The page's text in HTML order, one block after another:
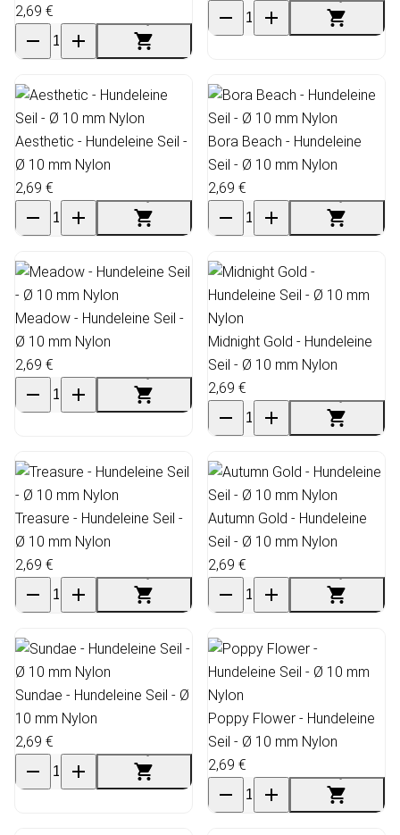
2,69 €
Aesthetic - Hundeleine Seil -
Ø 10 mm Nylon
2,69 €
Bora Beach - Hundeleine
Seil - Ø 10 mm Nylon
2,69 €
Meadow - Hundeleine Seil -
Ø 10 mm Nylon
2,69 €
Midnight Gold - Hundeleine
Seil - Ø 10 mm Nylon
2,69 €
Treasure - Hundeleine Seil -
Ø 10 mm Nylon
2,69 €
Autumn Gold - Hundeleine
Seil - Ø 10 mm Nylon
2,69 €
Sundae - Hundeleine Seil - Ø
10 mm Nylon
2,69 €
Poppy Flower - Hundeleine
Seil - Ø 10 mm Nylon
2,69 €